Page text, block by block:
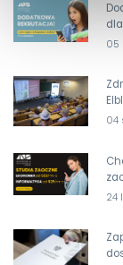
05
04
24